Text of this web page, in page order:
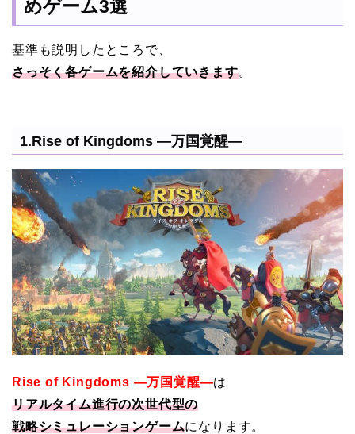
めゲーム3選
基準も説明したところで、
さっそく各ゲームを紹介していきます。
1.Rise of Kingdoms ―万国覚醒―
Rise of Kingdoms ―万国覚醒―は
リアルタイム進行の次世代型の
戦略シミュレーションゲームになります。